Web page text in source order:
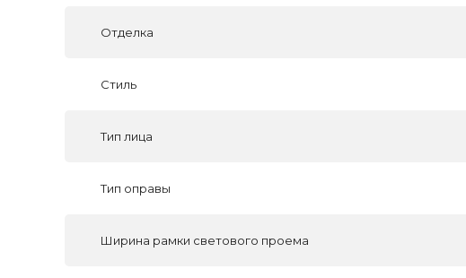
Отделка
Стиль
Тип лица
Тип оправы
Ширина рамки светового проема